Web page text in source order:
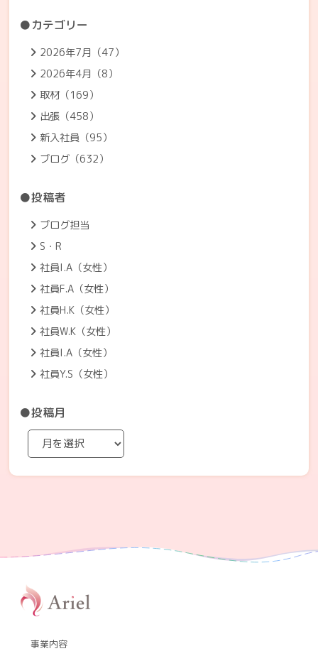
●カテゴリー
2026年7月（47）
2026年4月（8）
取材（169）
出張（458）
新入社員（95）
ブログ（632）
●投稿者
ブログ担当
S・R
社員I.A（女性）
社員F.A（女性）
社員H.K（女性）
社員W.K（女性）
社員I.A（女性）
社員Y.S（女性）
●投稿月
事業内容